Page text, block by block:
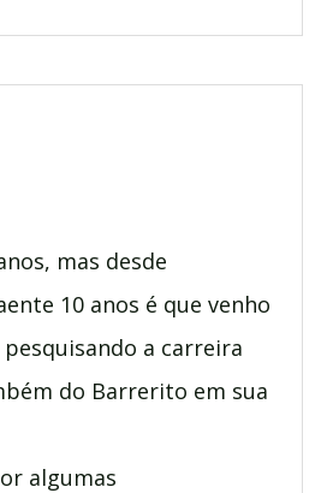
mas desde
10 anos é que venho
a carreira
do Barrerito em sua
algumas